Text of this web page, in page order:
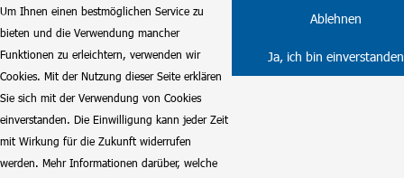
Um Ihnen einen bestmöglichen Service zu
bieten und die Verwendung mancher
Funktionen zu erleichtern, verwenden wir
Cookies. Mit der Nutzung dieser Seite erklären
Sie sich mit der Verwendung von Cookies
einverstanden. Die Einwilligung kann jeder Zeit
mit Wirkung für die Zukunft widerrufen
werden. Mehr Informationen darüber, welche
Ablehnen
Ja, ich bin einverstanden